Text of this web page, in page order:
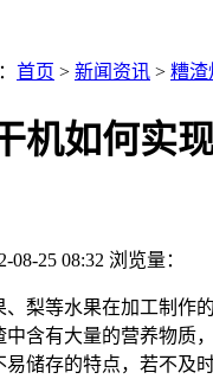
首页 > 新闻资讯 > 糟渣
机如何实
08-25 08:32 浏览量：
等水果在加工制作的
中含有大量的营养物质
易储存的特点，若不及